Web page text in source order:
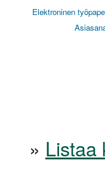
Elektroninen
» Listaa